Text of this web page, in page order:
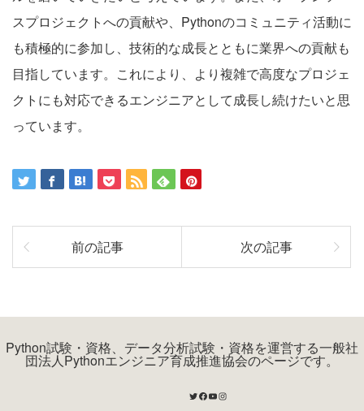
スプロジェクトへの貢献や、Pythonのコミュニティ活動に
も積極的に参加し、技術的な成長とともに業界への貢献も
目指しています。これにより、より複雑で高度なプロジェ
クトにも対応できるエンジニアとして成長し続けたいと思
っています。
前の記事 次の記事
Python試験・資格、データ分析試験・資格を運営する一般社
団法人Pythonエンジニア育成推進協会のページです。
Twitter
Facebook
YouTube
Instagram